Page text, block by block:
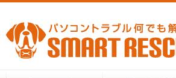
パソコントラブル(PCトラブル)のことなら
RESCUE